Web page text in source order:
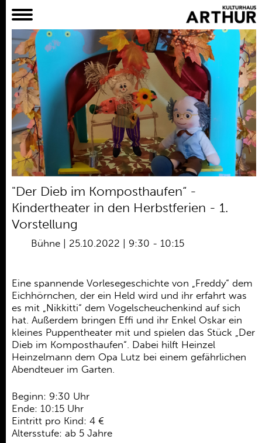
Planer
Alles
Konzert
Film
Bühne
Workshop
Kreativangebote
Archiv
Aktuelles
Projekte
Verein
Praktikum /
Bundesfreiwilligendienst /
Kooperationen
Förderer
Kontakt
"Der Dieb im Komposthaufen“ -
Kindertheater in den Herbstferien - 1.
Vorstellung
Bühne 25.10.2022 | 9:30 - 10:15
Eine spannende Vorlesegeschichte von „Freddy“ dem
Eichhörnchen, der ein Held wird und ihr erfahrt was
es mit „Nikkitti“ dem Vogelscheuchenkind auf sich
hat. Außerdem bringen Effi und ihr Enkel Oskar ein
kleines Puppentheater mit und spielen das Stück „Der
Dieb im Komposthaufen“. Dabei hilft Heinzel
Heinzelmann dem Opa Lutz bei einem gefährlichen
Abendteuer im Garten.
Beginn: 9:30 Uhr
Ende: 10:15 Uhr
Eintritt pro Kind: 4 €
Altersstufe: ab 5 Jahre